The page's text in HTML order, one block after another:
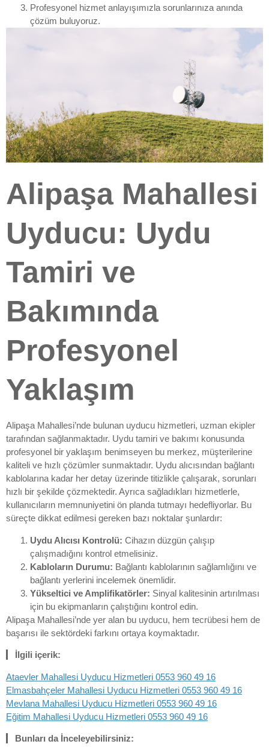
Profesyonel hizmet anlayışımızla sorunlarınıza anında
çözüm buluyoruz.
Alipaşa Mahallesi
Uyducu: Uydu
Tamiri ve
Bakımında
Profesyonel
Yaklaşım
Alipaşa Mahallesi’nde bulunan uyducu hizmetleri, uzman ekipler
tarafından sağlanmaktadır. Uydu tamiri ve bakımı konusunda
profesyonel bir yaklaşım benimseyen bu merkez, müşterilerine
kaliteli ve hızlı çözümler sunmaktadır. Uydu alıcısından bağlantı
kablolarına kadar her detay üzerinde titizlikle çalışarak, sorunları
hızlı bir şekilde çözmektedir. Ayrıca sağladıkları hizmetlerle,
kullanıcıların memnuniyetini ön planda tutmayı hedefliyorlar. Bu
süreçte dikkat edilmesi gereken bazı noktalar şunlardır:
Uydu Alıcısı Kontrolü: Cihazın düzgün çalışıp
çalışmadığını kontrol etmelisiniz.
Kabloların Durumu: Bağlantı kablolarının sağlamlığını ve
bağlantı yerlerini incelemek önemlidir.
Yükseltici ve Amplifikatörler: Sinyal kalitesinin artırılması
için bu ekipmanların çalıştığını kontrol edin.
Alipaşa Mahallesi’nde yer alan bu uyducu, hem tecrübesi hem de
başarısı ile sektördeki farkını ortaya koymaktadır.
İlgili içerik:
Ataevler Mahallesi Uyducu Hizmetleri 0553 960 49 16
Elmasbahçeler Mahallesi Uyducu Hizmetleri 0553 960 49 16
Mevlana Mahallesi Uyducu Hizmetleri 0553 960 49 16
Eğitim Mahallesi Uyducu Hizmetleri 0553 960 49 16
Bunları da İnceleyebilirsiniz: